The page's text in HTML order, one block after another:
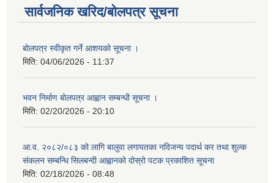
सार्वजनिक खरिद/बोलपत्र सूचना
बोलपत्र स्वीकृत गर्ने आशयको सूचना ।
मिति: 04/06/2026 - 11:37
भवन निर्माण बोलपत्र आह्वान सम्बन्धी सूचना ।
मिति: 02/20/2026 - 20:10
आ.व. २०८२/०८३ को लागि बालुवा लगायतका नदिजन्य पदार्थ कर तथा शुल्क
संकलन सम्बन्धि सिलबन्दी आह्वानको दोस्रो पटक प्रकाशित सूचना
मिति: 02/18/2026 - 08:48